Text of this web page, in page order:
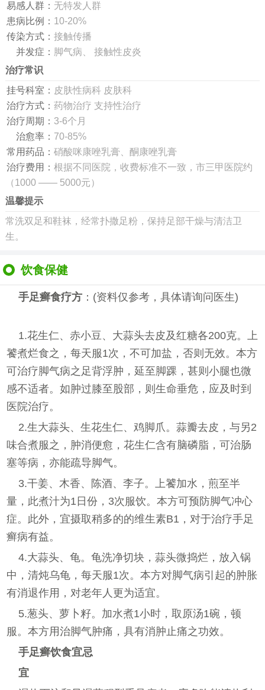
易感人群： 无特发人群
患病比例： 10-20%
传染方式： 接触传播
并发症： 脚气病、 接触性皮炎
治疗常识
挂号科室： 皮肤性病科 皮肤科
治疗方式： 药物治疗 支持性治疗
治疗周期： 3-6个月
治愈率： 70-85%
常用药品： 硝酸咪康唑乳膏、酮康唑乳膏
治疗费用： 根据不同医院，收费标准不一致，市三甲医院约
（1000 —— 5000元）
温馨提示
常洗双足和鞋袜，经常扑撒足粉，保持足部干燥与清洁卫
生。
饮食保健
手足癣食疗方 ：(资料仅参考，具体请询问医生)
1.花生仁、赤小豆、大蒜头去皮及红糖各200克。上
饕煮烂食之，每天服1次，不可加盐，否则无效。本方
可治疗脚气病之足背浮肿，延至脚踝，甚则小腿也微
感不适者。如肿过膝至股部，则生命垂危，应及时到
医院治疗。
2.生大蒜头、生花生仁、鸡脚爪。蒜瓣去皮，与另2
味合煮服之，肿消便愈，花生仁含有脑磷脂，可治肠
塞等病，亦能疏导脚气。
3.干姜、木香、陈酒、李子。上饕加水，煎至半
量，此煮汁为1日份，3次服饮。本方可预防脚气冲心
症。此外，宜摄取稍多的的维生素B1，对于治疗手足
癣病有益。
4.大蒜头、龟。龟洗净切块，蒜头微捣烂，放入锅
中，清炖乌龟，每天服1次。本方对脚气病引起的肿胀
有消退作用，对老年人更为适宜。
5.葱头、萝卜籽。加水煮1小时，取原汤1碗，顿
服。本方用治脚气肿痛，具有消肿止痛之功效。
手足癣饮食宜忌
宜